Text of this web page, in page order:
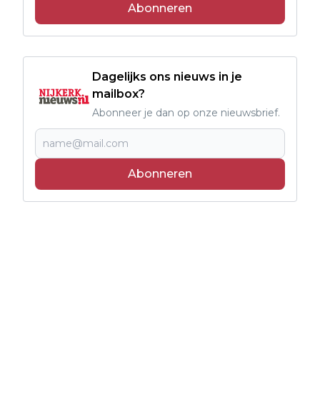
Abonneren
Dagelijks ons nieuws in je
mailbox?
Abonneer je dan op onze nieuwsbrief.
Abonneren